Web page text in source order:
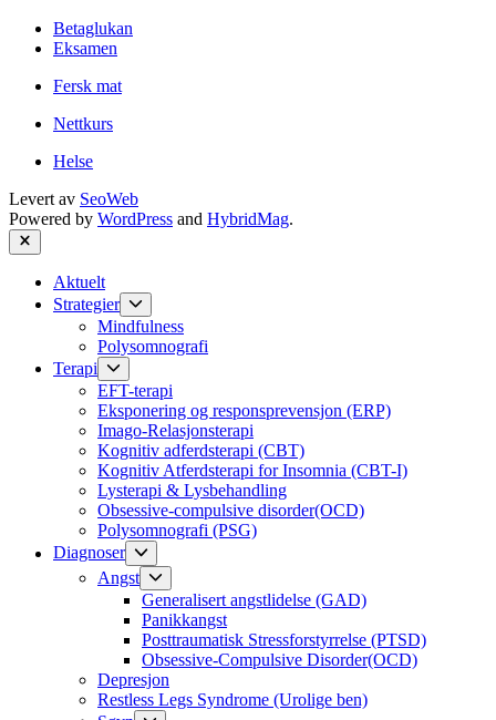
Betaglukan
Eksamen
Fersk mat
Nettkurs
Helse
Levert av SeoWeb
Powered by WordPress and HybridMag.
Close
Aktuelt
Strategier
sub
menu
Mindfulness
Polysomnografi
Terapi
sub
menu
EFT-terapi
Eksponering og responsprevensjon (ERP)
Imago-Relasjonsterapi
Kognitiv adferdsterapi (CBT)
Kognitiv Atferdsterapi for Insomnia (CBT-I)
Lysterapi & Lysbehandling
Obsessive-compulsive disorder(OCD)
Polysomnografi (PSG)
Diagnoser
Show
sub
menu
Angst
sub
menu
Generalisert angstlidelse (GAD)
Panikkangst
Posttraumatisk Stressforstyrrelse (PTSD)
Obsessive-Compulsive Disorder(OCD)
Depresjon
Restless Legs Syndrome (Urolige ben)